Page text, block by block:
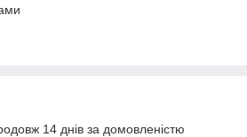
14 днів за домовленістю